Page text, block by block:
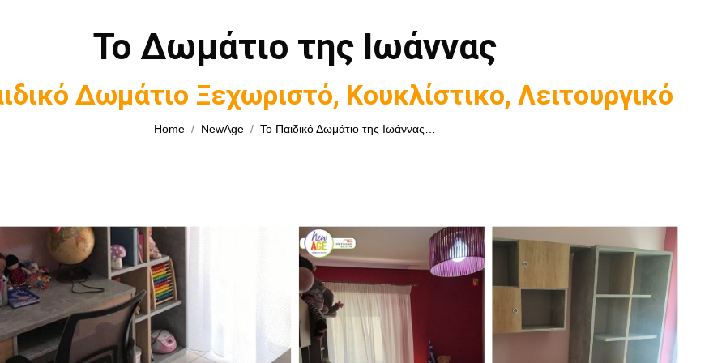
Το Δωμάτιο της Ιωάννας
Δωμάτιο Ξεχωριστό, Κουκλίστικο, Λειτουργικό
You are here:
Home NewAge Το Παιδικό Δωμάτιο της Ιωάννας…